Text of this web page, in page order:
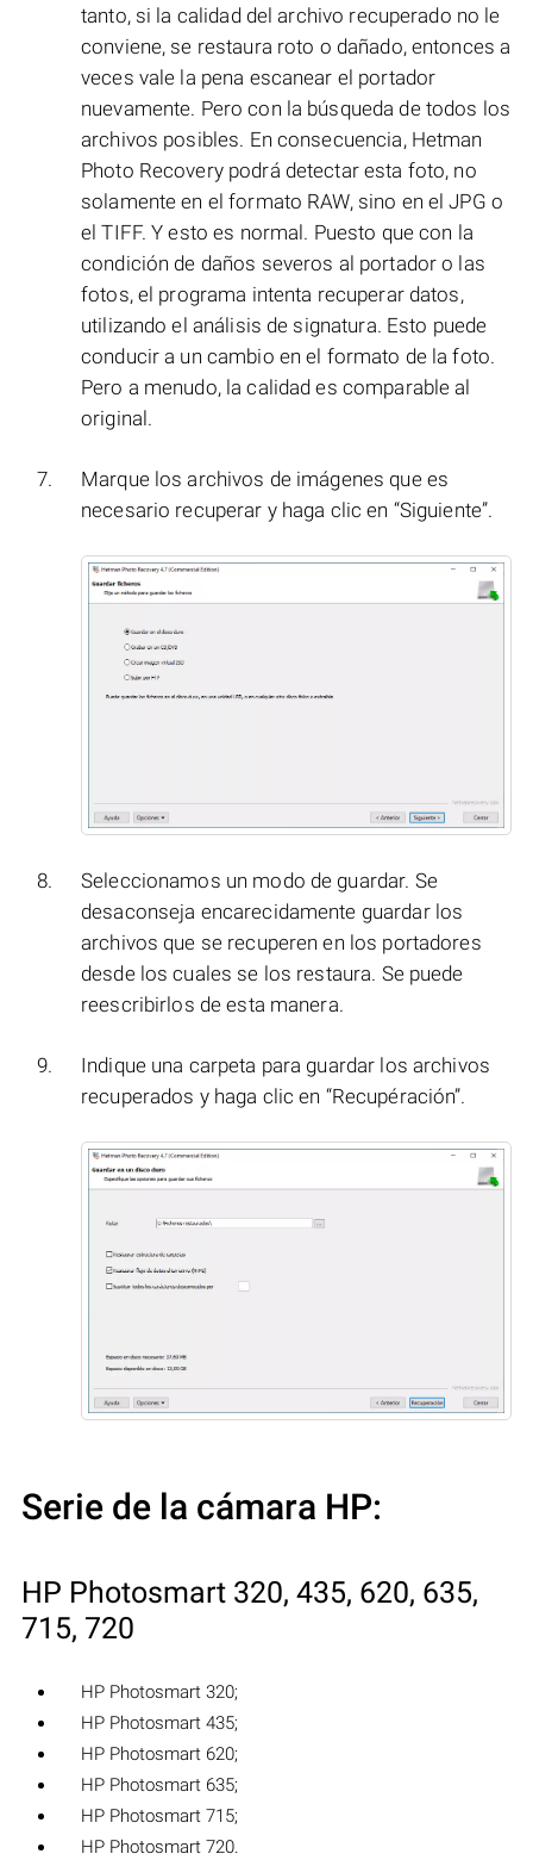
tanto, si la calidad del archivo recuperado no le
conviene, se restaura roto o dañado, entonces a
veces vale la pena escanear el portador
nuevamente. Pero con la búsqueda de todos los
archivos posibles. En consecuencia, Hetman
Photo Recovery podrá detectar esta foto, no
solamente en el formato RAW, sino en el JPG o
el TIFF. Y esto es normal. Puesto que con la
condición de daños severos al portador o las
fotos, el programa intenta recuperar datos,
utilizando el análisis de signatura. Esto puede
conducir a un cambio en el formato de la foto.
Pero a menudo, la calidad es comparable al
original.
Marque los archivos de imágenes que es
necesario recuperar y haga clic en “Siguiente”.
Seleccionamos un modo de guardar. Se
desaconseja encarecidamente guardar los
archivos que se recuperen en los portadores
desde los cuales se los restaura. Se puede
reescribirlos de esta manera.
Indique una carpeta para guardar los archivos
recuperados y haga clic en “Recupéración”.
Serie de la cámara HP:
HP Photosmart 320, 435, 620, 635,
715, 720
HP Photosmart 320;
HP Photosmart 435;
HP Photosmart 620;
HP Photosmart 635;
HP Photosmart 715;
HP Photosmart 720.